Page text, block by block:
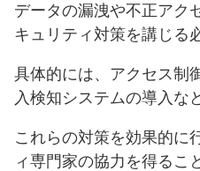
データの漏洩や不正アク
キュリティ対策を講じる
具体的には、アクセス制
入検知システムの導入な
これらの対策を効果的に
ィ専門家の協力を得るこ